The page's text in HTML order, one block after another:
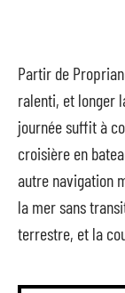
Partir de
ralenti, et longer
journée suffit à
croisière en
autre navigation
la mer sans
terrestre, et la